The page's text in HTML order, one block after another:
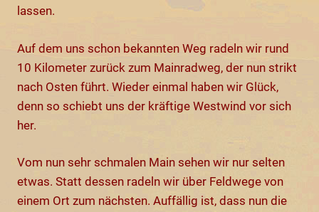
lassen.
Auf dem uns schon bekannten Weg radeln wir rund
10 Kilometer zurück zum Mainradweg, der nun strikt
nach Osten führt. Wieder einmal haben wir Glück,
denn so schiebt uns der kräftige Westwind vor sich
her.
Vom nun sehr schmalen Main sehen wir nur selten
etwas. Statt dessen radeln wir über Feldwege von
einem Ort zum nächsten. Auffällig ist, dass nun die